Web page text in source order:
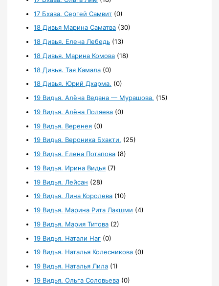
17 Бхава. Сергей Самвит (0)
18 Дивья Марина Саматва (30)
18 Дивья. Елена Лебедь (13)
18 Дивья. Марина Комова (18)
18 Дивья. Тая Камала (0)
18 Дивья. Юрий Дхарма. (0)
19 Видья. Алёна Ведана — Мурашова. (15)
19 Видья. Алёна Поляева (0)
19 Видья. Веренея (0)
19 Видья. Вероника Бхакти. (25)
19 Видья. Елена Потапова (8)
19 Видья. Ирина Видья (7)
19 Видья. Лейсан (28)
19 Видья. Лина Королева (10)
19 Видья. Марина Рита Лакшми (4)
19 Видья. Мария Титова (2)
19 Видья. Натали Наг (0)
19 Видья. Наталья Колесникова (0)
19 Видья. Наталья Лила (1)
19 Видья. Ольга Соловьева (0)